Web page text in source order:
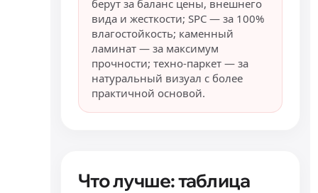
берут за баланс цены, внешнего
вида и жесткости; SPC — за 100%
влагостойкость; каменный
ламинат — за максимум
прочности; техно-паркет — за
натуральный визуал с более
практичной основой.
Что лучше: таблица